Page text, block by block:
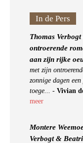
In de Pers
Thomas Verbogt
ontroerende
aan zijn rijke
met zijn
zonnige dagen
toege... - Vivian
meer
Montere
Verbogt &